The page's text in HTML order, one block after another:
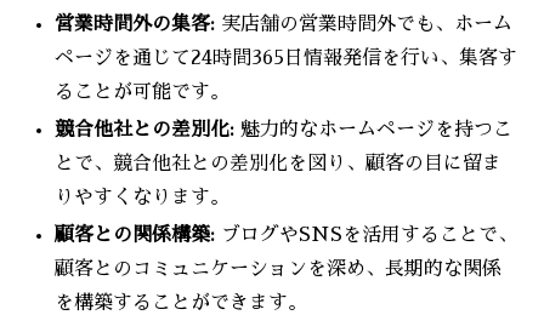
営業時間外の集客: 実店舗の営業時間外でも、ホーム
ページを通じて24時間365日情報発信を行い、集客す
ることが可能です。
競合他社との差別化: 魅力的なホームページを持つこ
とで、競合他社との差別化を図り、顧客の目に留ま
りやすくなります。
顧客との関係構築: ブログやSNSを活用することで、
顧客とのコミュニケーションを深め、長期的な関係
を構築することができます。